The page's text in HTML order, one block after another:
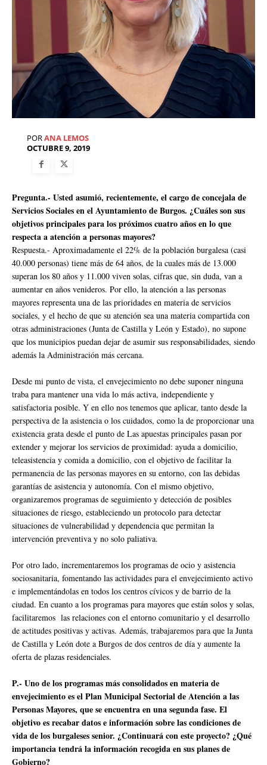
PORANA LEMOS
OCTUBRE 9, 2019
Pregunta.- Usted asumió, recientemente, el cargo de concejala de
Servicios Sociales en el Ayuntamiento de Burgos. ¿Cuáles son sus
objetivos principales para los próximos cuatro años en lo que
respecta a atención a personas mayores?
Respuesta.- Aproximadamente el 22% de la población burgalesa (casi
40.000 personas) tiene más de 64 años, de la cuales más de 13.000
superan los 80 años y 11.000 viven solas, cifras que, sin duda, van a
aumentar en años venideros. Por ello, la atención a las personas
mayores representa una de las prioridades en materia de servicios
sociales, y el hecho de que su atención sea una materia compartida con
otras administraciones (Junta de Castilla y León y Estado), no supone
que los municipios puedan dejar de asumir sus responsabilidades, siendo
además la Administración más cercana.
Desde mi punto de vista, el envejecimiento no debe suponer ninguna
traba para mantener una vida lo más activa, independiente y
satisfactoria posible. Y en ello nos tenemos que aplicar, tanto desde la
perspectiva de la asistencia o los cuidados, como la de proporcionar una
existencia grata desde el punto de Las apuestas principales pasan por
extender y mejorar los servicios de proximidad: ayuda a domicilio,
teleasistencia y comida a domicilio, con el objetivo de facilitar la
permanencia de las personas mayores en su entorno, con las debidas
garantías de asistencia y autonomía. Con el mismo objetivo,
organizaremos programas de seguimiento y detección de posibles
situaciones de riesgo, estableciendo un protocolo para detectar
situaciones de vulnerabilidad y dependencia que permitan la
intervención preventiva y no solo paliativa.
Por otro lado, incrementaremos los programas de ocio y asistencia
sociosanitaria, fomentando las actividades para el envejecimiento activo
e implementándolas en todos los centros cívicos y de barrio de la
ciudad. En cuanto a los programas para mayores que están solos y solas,
facilitaremos las relaciones con el entorno comunitario y el desarrollo
de actitudes positivas y activas. Además, trabajaremos para que la Junta
de Castilla y León dote a Burgos de dos centros de día y aumente la
oferta de plazas residenciales.
P.- Uno de los programas más consolidados en materia de
envejecimiento es el Plan Municipal Sectorial de Atención a las
Personas Mayores, que se encuentra en una segunda fase. El
objetivo es recabar datos e información sobre las condiciones de
vida de los burgaleses senior. ¿Continuará con este proyecto? ¿Qué
importancia tendrá la información recogida en sus planes de
Gobierno?